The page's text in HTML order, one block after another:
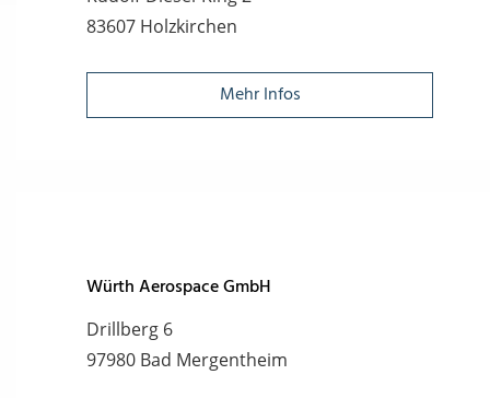
83607 Holzkirchen
Mehr Infos
Würth Aerospace GmbH
Drillberg 6
97980 Bad Mergentheim